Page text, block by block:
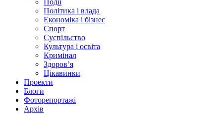
Політика і влада
Економіка і бізнес
Спорт
Суспільство
Культура і освіта
Кримінал
Здоров’я
Цікавинки
Проекти
Блоги
Фоторепортажі
Архів